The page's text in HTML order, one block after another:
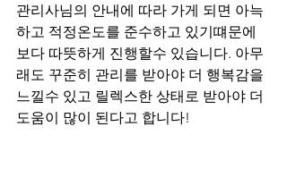
관리사님의 안내에 따라 가게 되면 아늑
하고 적정온도를 준수하고 있기떄문에
보다 따뜻하게 진행할수 있습니다. 아무
래도 꾸준히 관리를 받아야 더 행복감을
느낄수 있고 릴렉스한 상태로 받아야 더
도움이 많이 된다고 합니다!